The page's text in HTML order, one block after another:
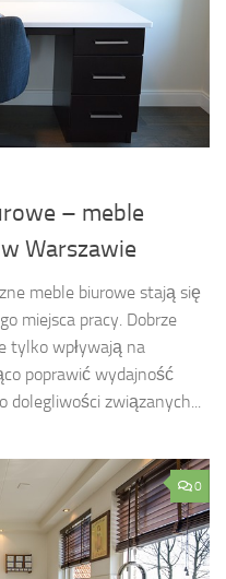
– meble
Warszawie
meble biurowe stają się
miejsca pracy. Dobrze
tylko wpływają na
poprawić wydajność
dolegliwości związanych...
0